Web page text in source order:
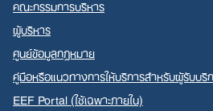
คณะกรรมการบริหาร
ผู้บริหาร
ศูนย์ข้อมูลกฎหมาย
คู่มือหรือแนวทางการให้บริการสำหรับผู้รับบ
EEF Portal (ใช้เฉพาะภายใน)